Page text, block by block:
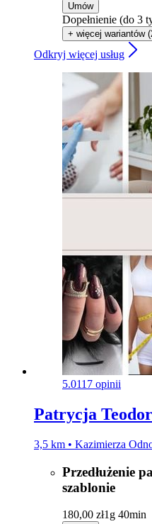
Umów
Dopełnienie (do 3
+ więcej wariantów
Odkryj więcej usług
5.0117 opinii
Patrycja
3,5 km • Kazimierza
Przedłużenie
szablonie
180,00 zł1g 40min